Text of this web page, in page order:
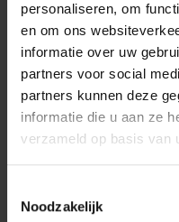
personaliseren, om
en om ons
informatie over uw
partners voor social
partners kunnen deze
informatie die u aan ze
verzameld op basis van
Noodzakelijk
WOONSTIJL
WoonStijl
shamrock
Op voorraad
LABEL51
Label51
Espresso -
Op voorraad